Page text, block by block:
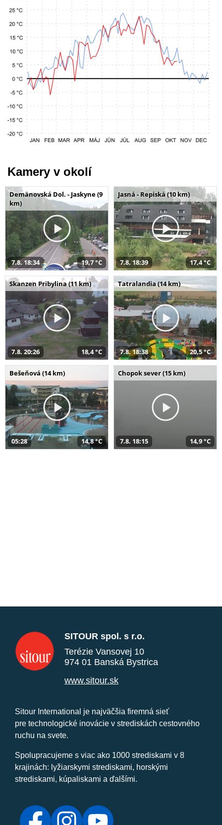
Kamery v okolí
Demänovská Dol. - Jaskyne (9
km)
7.8. 18:34 19,7 °C
Jasná - Repiská (10 km)
7.8. 18:39 17,4 °C
Skanzen Pribylina (11 km)
7.8. 20:26 18,4 °C
Tatralandia (14 km)
7.8. 18:38 20,5 °C
Bešeňová (14 km)
05:28 14,8 °C
Chopok sever (15 km)
7.8. 18:15 14,9 °C
SITOUR spol. s r.o.
Terézie Vansovej 10
974 01 Banská Bystrica
www.sitour.sk
Sitour International je najväčšia firemná sieť
pre technologické inovácie v strediskách cestovného
ruchu na svete.
Spolupracujeme s viac ako 1000 strediskami v 8
krajinách: lyžiarskymi strediskami, horskými
strediskami, kúpaliskami a ďalšími.